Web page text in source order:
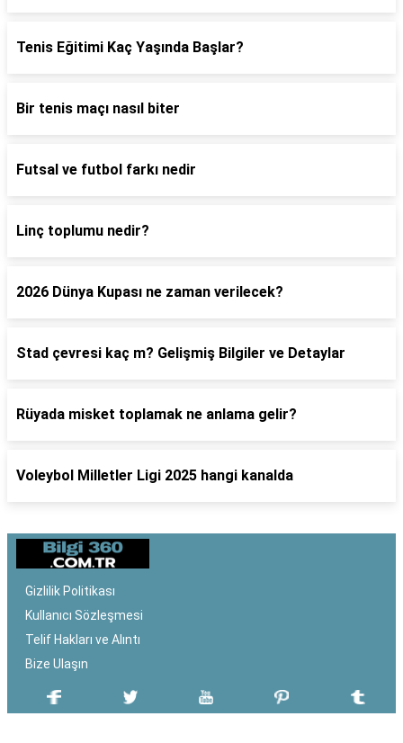
Tenis Eğitimi Kaç Yaşında Başlar?
Bir tenis maçı nasıl biter
Futsal ve futbol farkı nedir
Linç toplumu nedir?
2026 Dünya Kupası ne zaman verilecek?
Stad çevresi kaç m? Gelişmiş Bilgiler ve Detaylar
Rüyada misket toplamak ne anlama gelir?
Voleybol Milletler Ligi 2025 hangi kanalda
Gizlilik Politikası
Kullanıcı Sözleşmesi
Telif Hakları ve Alıntı
Bize Ulaşın